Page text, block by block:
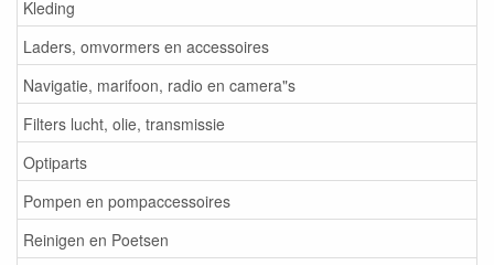
Kleding
Laders, omvormers en accessoires
Navigatie, marifoon, radio en camera"s
Filters lucht, olie, transmissie
Optiparts
Pompen en pompaccessoires
Reinigen en Poetsen